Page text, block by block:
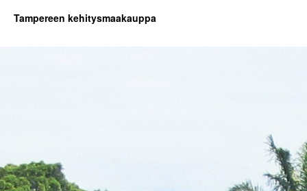
Tampereen kehitysmaakauppa